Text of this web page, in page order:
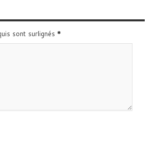
sont surlignés *